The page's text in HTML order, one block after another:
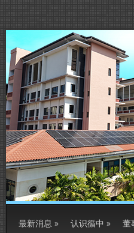
最新消息 » 认识循中 » 董